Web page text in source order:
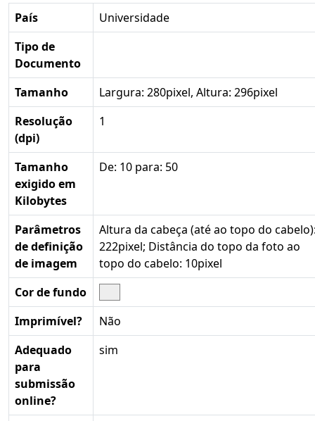
País
Universidade
Tipo de
Documento
Tamanho
Largura: 280pixel, Altura: 296pixel
Resolução
(dpi)
1
Tamanho
exigido em
Kilobytes
De: 10 para: 50
Parâmetros
de definição
de imagem
Altura da cabeça (até ao topo do
222pixel; Distância do topo da foto ao
topo do cabelo: 10pixel
Cor de fundo
Imprimível?
Não
Adequado
para
submissão
online?
sim